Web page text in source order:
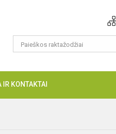
IR KONTAKTAI